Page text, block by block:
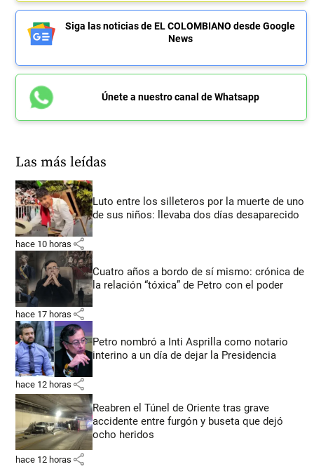
Siga las noticias de EL COLOMBIANO desde Google
News
Únete a nuestro canal de Whatsapp
Las más leídas
Luto entre los silleteros por la muerte de uno
de sus niños: llevaba dos días desaparecido
hace 10 horas share
Cuatro años a bordo de sí mismo: crónica de
la relación “tóxica” de Petro con el poder
hace 17 horas share
Petro nombró a Inti Asprilla como notario
interino a un día de dejar la Presidencia
hace 12 horas share
Reabren el Túnel de Oriente tras grave
accidente entre furgón y buseta que dejó
ocho heridos
hace 12 horas share